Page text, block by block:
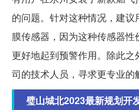
的问题。针对这种情况，建
膜传感器，因为这种传感器
更好地起到预警作用。除此
司的技术人员，寻求更专业的
璧山城北2023最新规划开